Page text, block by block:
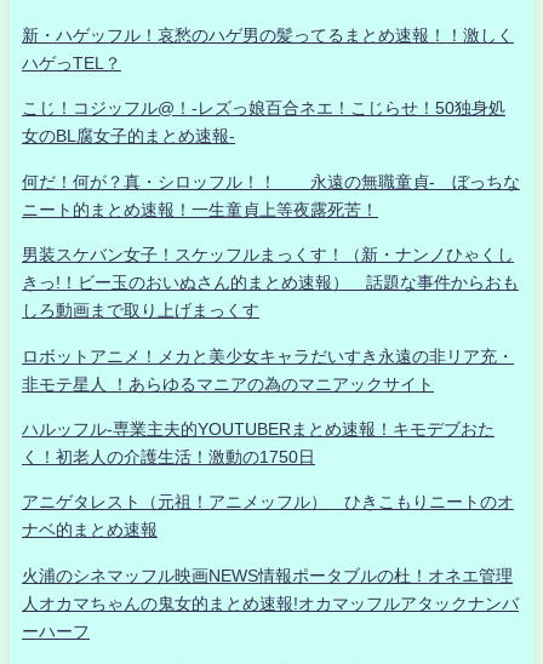
新・ハゲッフル！哀愁のハゲ男の髪ってるまとめ速報！！激しく
ハゲっTEL？
こじ！コジッフル@！-レズっ娘百合ネエ！こじらせ！50独身処
女のBL腐女子的まとめ速報-
何だ！何が？真・シロッフル！！ 永遠の無職童貞- ぼっちな
ニート的まとめ速報！一生童貞上等夜露死苦！
男装スケバン女子！スケッフルまっくす！（新・ナンノひゃくし
きっ!！ビー玉のおいぬさん的まとめ速報） 話題な事件からおも
しろ動画まで取り上げまっくす
ロボットアニメ！メカと美少女キャラだいすき永遠の非リア充・
非モテ星人 ！あらゆるマニアの為のマニアックサイト
ハルッフル-専業主夫的YOUTUBERまとめ速報！キモデブおた
く！初老人の介護生活！激動の1750日
アニゲタレスト（元祖！アニメッフル） ひきこもりニートのオ
ナベ的まとめ速報
火浦のシネマッフル映画NEWS情報ポータブルの杜！オネエ管理
人オカマちゃんの鬼女的まとめ速報!オカマッフルアタックナンバ
ーハーフ